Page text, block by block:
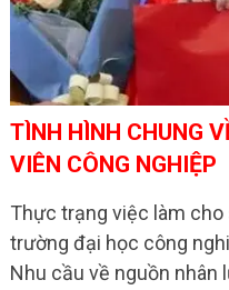
TÌNH HÌNH CHUNG
VIÊN CÔNG NGHIỆP
Thực trạng việc làm
trường đại học công
Nhu cầu về nguồn